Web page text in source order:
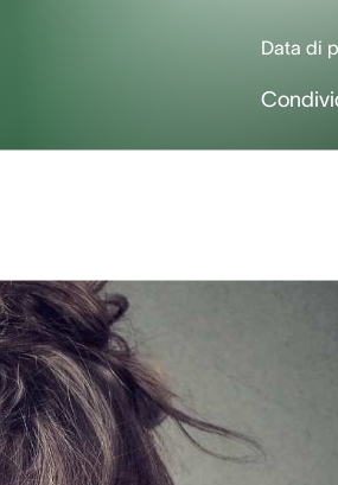
Data di
di acufene. Sapevi che un
non esistono? Lo stress può
che possono aiutarti